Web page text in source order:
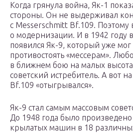
Когда грянула война, Як-1
стороны. Он не выдерживал
с Messerschmitt Bf.109. Поэтому
о модернизации. И в 1942 году
появился Як-9, который уже мог
противостоять «мессерам».
в ближнем бою на малых
советский истребитель. А вот
Bf.109 «отыгрывался».
Як-9 стал самым массовым
До 1948 года было произведено
крылатых машин в 18